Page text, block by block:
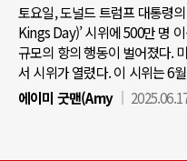
토요일, 도널드 트럼프 대통령
Kings Day)’ 시위에 500만 명
규모의 항의 행동이 벌어졌다.
서 시위가 열렸다. 이 시위는 6
에이미 굿맨(Amy